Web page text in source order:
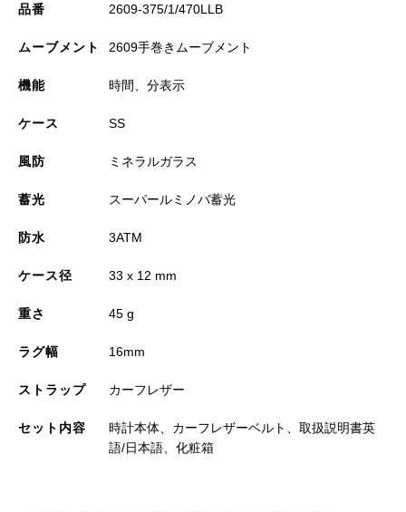
品番 2609-375/1/470LLB
ムーブメント 2609手巻きムーブメント
機能 時間、分表示
ケース SS
風防 ミネラルガラス
蓄光 スーパールミノバ蓄光
防水 3ATM
ケース径 33 x 12 mm
重さ 45 g
ラグ幅 16mm
ストラップ カーフレザー
セット内容
時計本体、カーフレザーベルト、取扱説明書英
語/日本語、化粧箱